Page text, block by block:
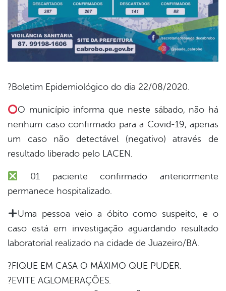
?Boletim Epidemiológico do dia 22/08/2020.
O município informa que neste sábado, não há
nenhum caso confirmado para a Covid-19, apenas
um caso não detectável (negativo) através de
resultado liberado pelo LACEN.
01 paciente confirmado anteriormente
permanece hospitalizado.
Uma pessoa veio a óbito como suspeito, e o
caso está em investigação aguardando resultado
laboratorial realizado na cidade de Juazeiro/BA.
?FIQUE EM CASA O MÁXIMO QUE PUDER.
?EVITE AGLOMERAÇÕES.